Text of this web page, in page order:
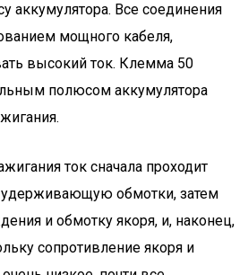
аккумулятора. Все соединения
мощного кабеля,
высокий ток. Клемма 50
полюсом аккумулятора
ток сначала проходит
обмотки, затем
и обмотку якоря, и, наконец,
сопротивление якоря и